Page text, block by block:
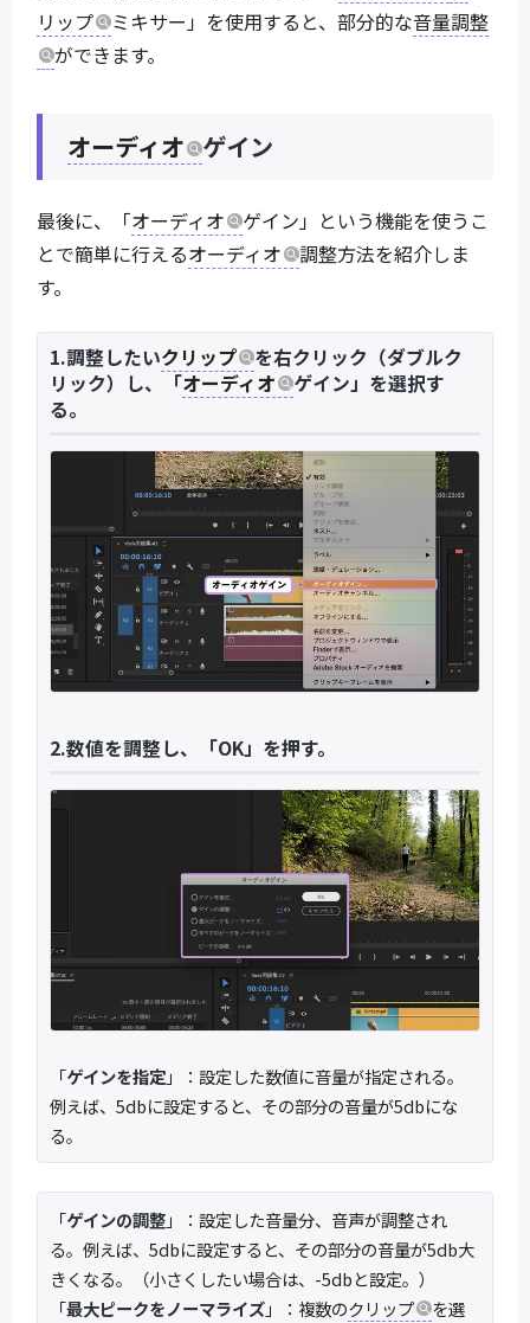
リップ
ミキサー」を使用すると、部分的な音量調整
ができます。
オーディオ ゲイン
最後に、「オーディオ
ゲイン」という機能を使うこ
とで簡単に行えるオーディオ
調整方法を紹介しま
す。
1.調整したいクリップ
を右クリック（ダブルク
リック）し、「オーディオ
ゲイン」を選択す
る。
2.数値を調整し、「OK」を押す。
「ゲインを指定」：設定した数値に音量が指定される。
例えば、5dbに設定すると、その部分の音量が5dbにな
る。
「ゲインの調整」：設定した音量分、音声が調整され
る。例えば、5dbに設定すると、その部分の音量が5db大
きくなる。（小さくしたい場合は、-5dbと設定。）
「最大ピークをノーマライズ」：複数のクリップ
を選